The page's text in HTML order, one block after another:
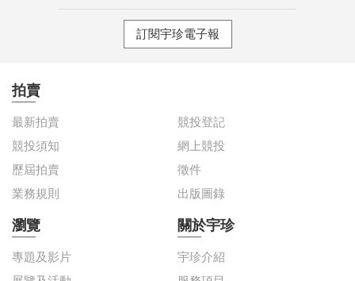
訂閱宇珍電子報
拍賣
最新拍賣
競投登記
競投須知
網上競投
歷屆拍賣
徵件
業務規則
出版圖錄
瀏覽
專題及影片
關於宇珍
宇珍介紹